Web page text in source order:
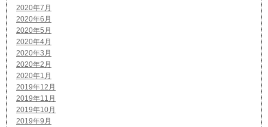
2020年7月
2020年6月
2020年5月
2020年4月
2020年3月
2020年2月
2020年1月
2019年12月
2019年11月
2019年10月
2019年9月